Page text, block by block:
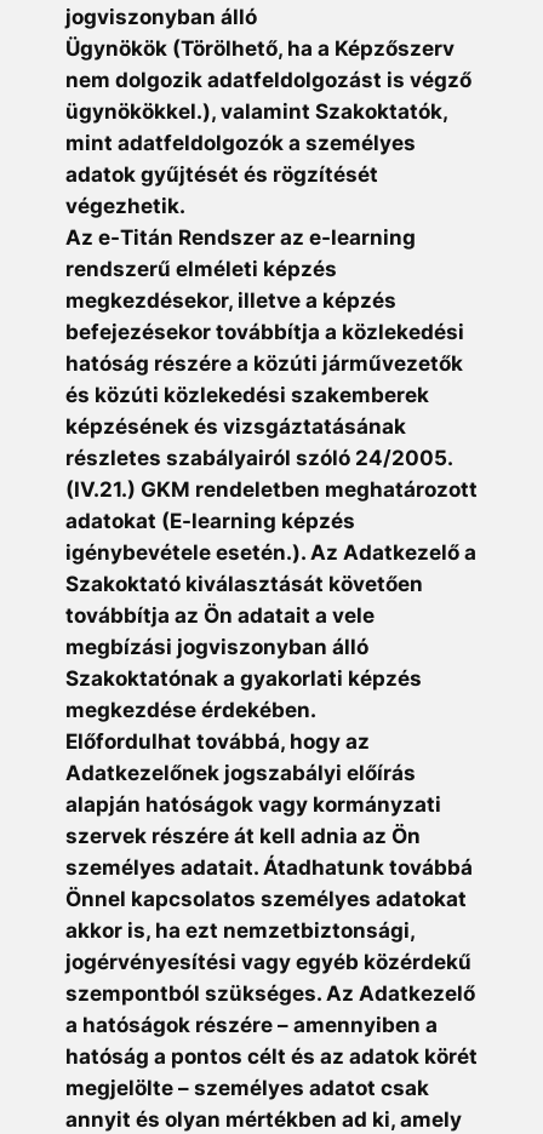
jogviszonyban álló
Ügynökök (Törölhető, ha a Képzőszerv
nem dolgozik adatfeldolgozást is végző
ügynökökkel.), valamint Szakoktatók,
mint adatfeldolgozók a személyes
adatok gyűjtését és rögzítését
végezhetik.
Az e-Titán Rendszer az e-learning
rendszerű elméleti képzés
megkezdésekor, illetve a képzés
befejezésekor továbbítja a közlekedési
hatóság részére a közúti járművezetők
és közúti közlekedési szakemberek
képzésének és vizsgáztatásának
részletes szabályairól szóló 24/2005.
(IV.21.) GKM rendeletben meghatározott
adatokat (E-learning képzés
igénybevétele esetén.). Az Adatkezelő a
Szakoktató kiválasztását követően
továbbítja az Ön adatait a vele
megbízási jogviszonyban álló
Szakoktatónak a gyakorlati képzés
megkezdése érdekében.
Előfordulhat továbbá, hogy az
Adatkezelőnek jogszabályi előírás
alapján hatóságok vagy kormányzati
szervek részére át kell adnia az Ön
személyes adatait. Átadhatunk továbbá
Önnel kapcsolatos személyes adatokat
akkor is, ha ezt nemzetbiztonsági,
jogérvényesítési vagy egyéb közérdekű
szempontból szükséges. Az Adatkezelő
a hatóságok részére – amennyiben a
hatóság a pontos célt és az adatok körét
megjelölte – személyes adatot csak
annyit és olyan mértékben ad ki, amely